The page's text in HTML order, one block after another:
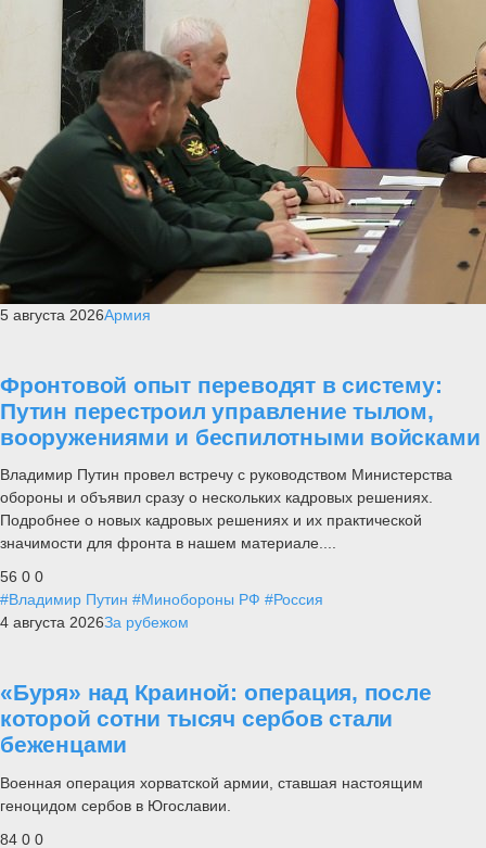
5 августа 2026Армия
Фронтовой опыт переводят в систему:
Путин перестроил управление тылом,
вооружениями и беспилотными войсками
Владимир Путин провел встречу с руководством Министерства
обороны и объявил сразу о нескольких кадровых решениях.
Подробнее о новых кадровых решениях и их практической
значимости для фронта в нашем материале....
56 0 0
#Владимир Путин #Минобороны РФ #Россия
4 августа 2026За рубежом
«Буря» над Краиной: операция, после
которой сотни тысяч сербов стали
беженцами
Военная операция хорватской армии, ставшая настоящим
геноцидом сербов в Югославии.
84 0 0